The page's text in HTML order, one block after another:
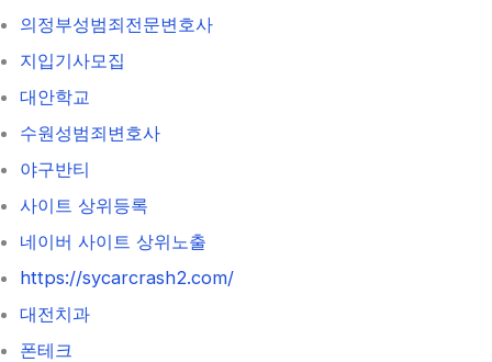
의정부성범죄전문변호사
지입기사모집
대안학교
수원성범죄변호사
야구반티
사이트 상위등록
네이버 사이트 상위노출
https://sycarcrash2.com/
대전치과
폰테크